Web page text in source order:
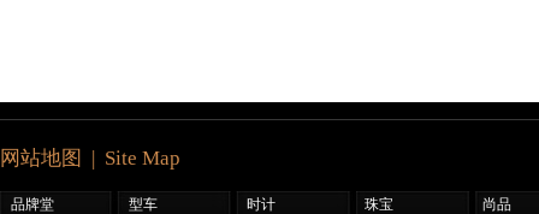
网站地图 | Site Map
品牌堂 型车 时计 珠宝 尚品